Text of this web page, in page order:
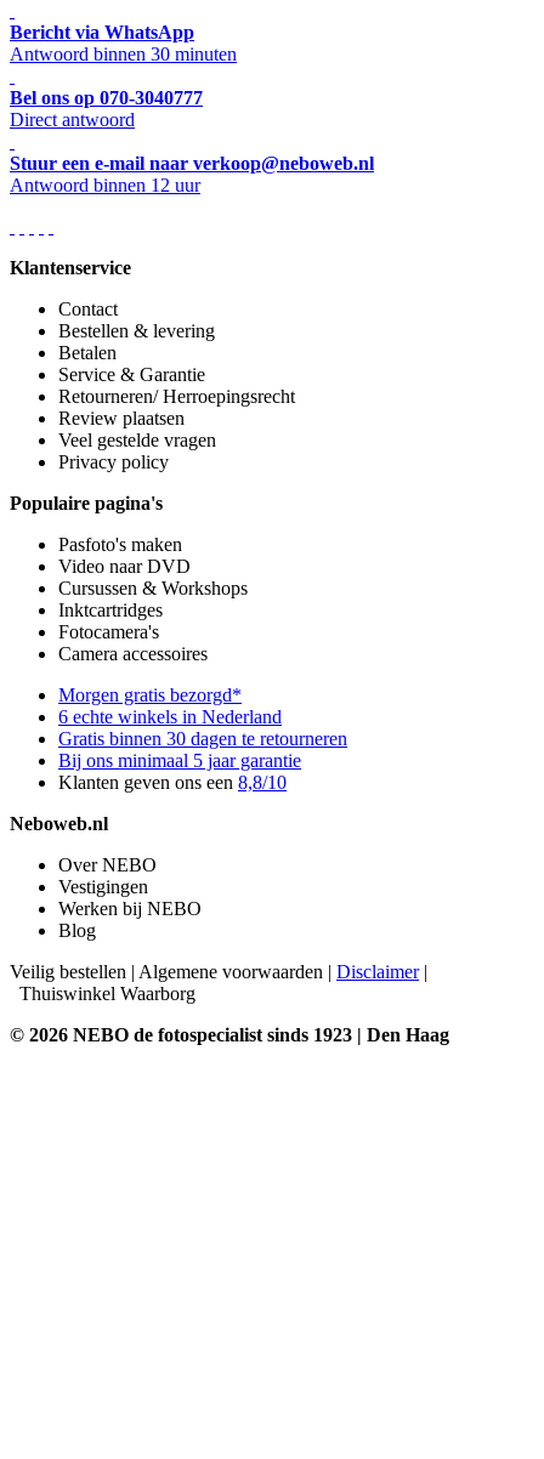
Bericht via WhatsApp
Antwoord binnen 30 minuten
Bel ons op 070-3040777
Direct antwoord
Stuur een e-mail naar verkoop@neboweb.nl
Antwoord binnen 12 uur
Klantenservice
Contact
Bestellen & levering
Betalen
Service & Garantie
Retourneren/ Herroepingsrecht
Review plaatsen
Veel gestelde vragen
Privacy policy
Populaire pagina's
Pasfoto's maken
Video naar DVD
Cursussen & Workshops
Inktcartridges
Fotocamera's
Camera accessoires
Morgen gratis bezorgd*
6 echte winkels in Nederland
Gratis binnen 30 dagen te retourneren
Bij ons minimaal 5 jaar garantie
Klanten geven ons een 8,8/10
Neboweb.nl
Over NEBO
Vestigingen
Werken bij NEBO
Blog
Veilig bestellen | Algemene voorwaarden | Disclaimer|
Thuiswinkel Waarborg
© 2026 NEBO de fotospecialist sinds 1923 | Den Haag